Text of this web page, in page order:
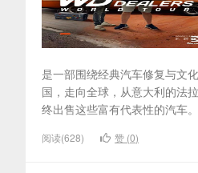
是一部围绕经典汽车修复与文
国，走向全球，从意大利的法
终出售这些富有代表性的汽车
阅读(628) 赞 (0)